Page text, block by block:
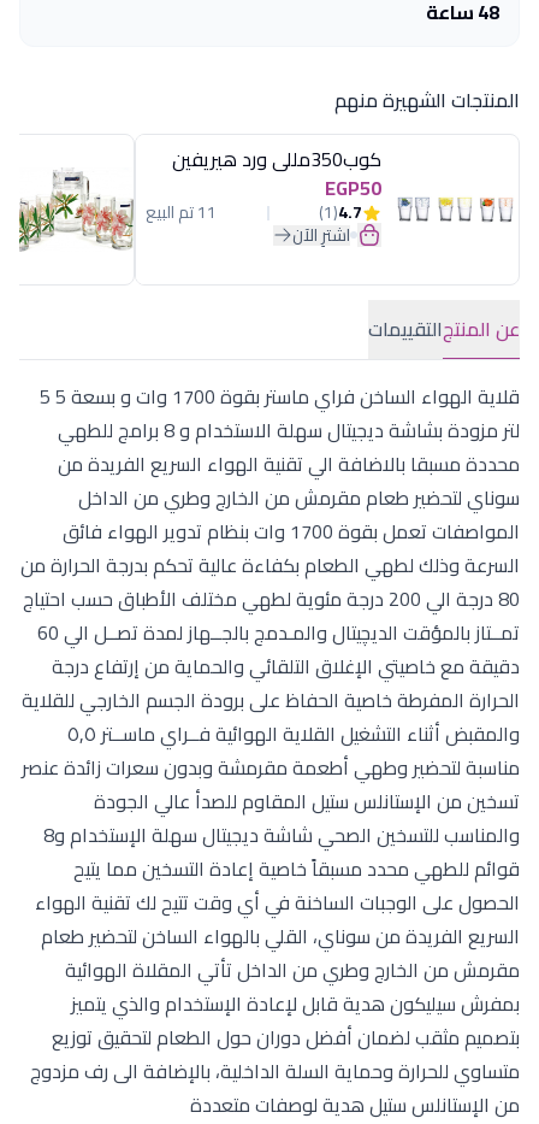
48 ساعة
المنتجات الشهيرة منهم
كوب350مللى ورد هيريفين
EGP50
4.7
(1) 11 تم البيع
اشترِ الآن
عن المنتجالتقييمات
قلاية الهواء الساخن فراي ماستر بقوة 1700 وات و بسعة 5 5
لتر مزودة بشاشة ديجيتال سهلة الاستخدام و 8 برامج للطهي
محددة مسبقا بالاضافة الي تقنية الهواء السريع الفريدة من
سوناي لتحضير طعام مقرمش من الخارج وطري من الداخل
المواصفات تعمل بقوة 1700 وات بنظام تدوير الهواء فائق
السرعة وذلك لطهي الطعام بكفاءة عالية تحكم بدرجة الحرارة من
80 درجة الي 200 درجة مئوية لطهي مختلف الأطباق حسب احتياج
تمــتاز بالمؤقت الديچيتال والمـدمج بالجــهاز لمدة تصــل الي 60
دقيقة مع خاصيتي الإغلاق التلقائي والحماية من إرتفاع درجة
الحرارة المفرطة خاصية الحفاظ على برودة الجسم الخارجي للقلاية
والمقبض أثناء التشغيل القلاية الهوائية فــراي ماســتر ٥٫٥
مناسبة لتحضير وطهي أطعمة مقرمشة وبدون سعرات زائدة عنصر
تسخين من الإستانلس ستيل المقاوم للصدأ عالي الجودة
والمناسب للتسخين الصحي شاشة ديجيتال سهلة الإستخدام و8
قوائم للطهي محدد مسبقاً خاصية إعادة التسخين مما يتيح
الحصول على الوجبات الساخنة في أي وقت تتيح لك تقنية الهواء
السريع الفريدة من سوناي، القلي بالهواء الساخن لتحضير طعام
مقرمش من الخارج وطري من الداخل تأتي المقلاة الهوائية
بمفرش سيليكون هدية قابل لإعادة الإستخدام والذي يتميز
بتصميم مثقب لضمان أفضل دوران حول الطعام لتحقيق توزيع
متساوي للحرارة وحماية السلة الداخلية، بالإضافة الى رف مزدوج
من الإستانلس ستيل هدية لوصفات متعددة